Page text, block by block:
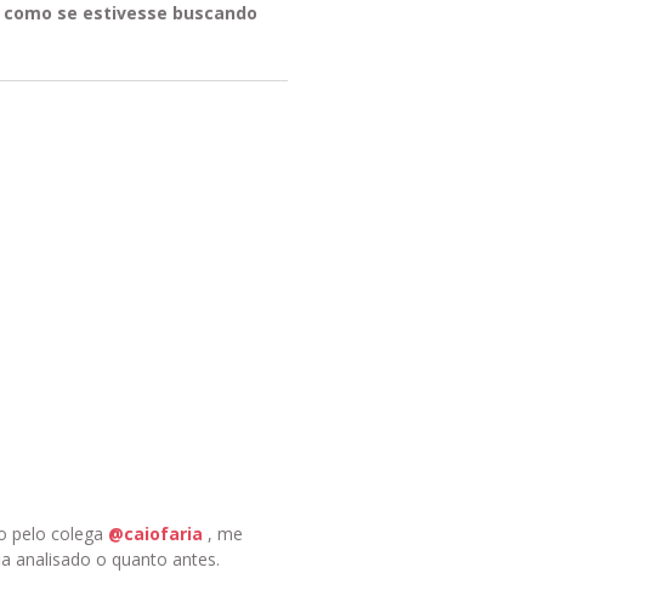
se estivesse buscando
pelo colega @caiofaria , me
analisado o quanto antes.